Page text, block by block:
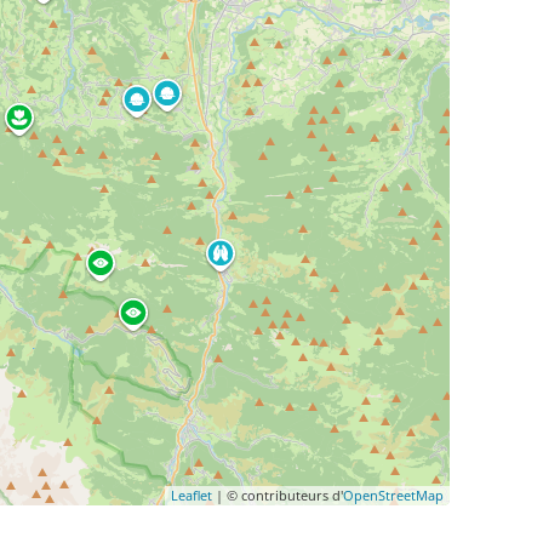
Leaflet | © contributeurs d'OpenStreetMap